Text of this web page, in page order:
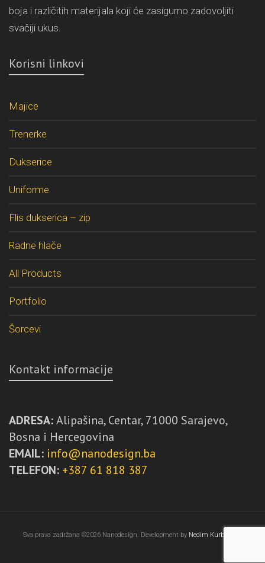
boja i različitih materijala koji će zasigurno zadovoljiti
svačiji ukus.
Korisni linkovi
Majice
Trenerke
Dukserice
Uniforme
Flis dukserica – zip
Radne hlače
All Products
Portfolio
Šorcevi
Kontakt informacije
ADRESA:Alipašina, Centar, 71000 Sarajevo,
Bosna i Hercegovina
EMAIL: info@nanodesign.ba
TELEFON: +387 61 818 387
Sva prava zadržana ©2026 Nanodesign. Development by Nedim Kurbegović